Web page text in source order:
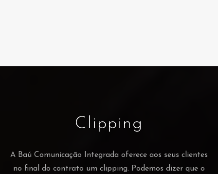
Clipping
A Baú Comunicação Integrada oferece aos seus clientes
no final do contrato um clipping. Podemos dizer que o